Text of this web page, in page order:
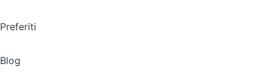
Preferiti
Blog